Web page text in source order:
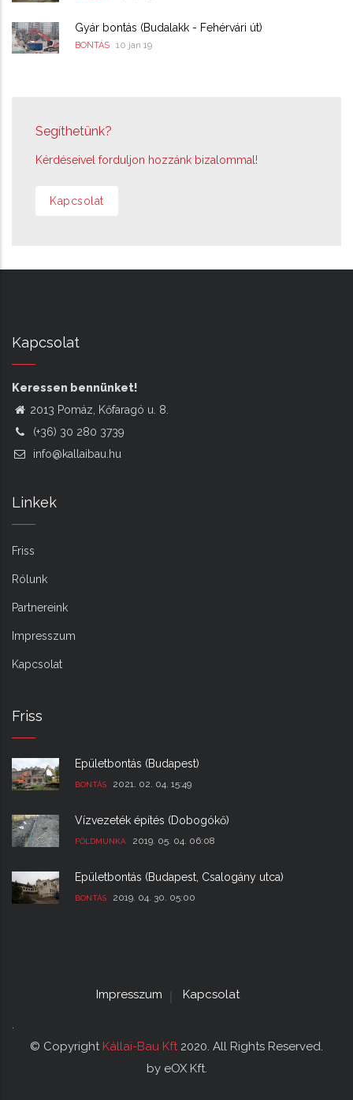
Gyár bontás (Budalakk - Fehérvári út)
BONTÁS 10 jan 19
Segíthetünk?
Kérdéseivel forduljon hozzánk bizalommal!
Kapcsolat
Kapcsolat
Keressen bennünket!
2013 Pomáz, Kőfaragó u. 8.
(+36) 30 280 3739
info@kallaibau.hu
Linkek
Friss
Rólunk
Partnereink
Impresszum
Kapcsolat
Friss
Épületbontás (Budapest)
BONTÁS 2021. 02. 04. 15:49
Vízvezeték építés (Dobogókő)
FÖLDMUNKA 2019. 05. 04. 06:08
Épületbontás (Budapest, Csalogány utca)
BONTÁS 2019. 04. 30. 05:00
Impresszum Kapcsolat
.
© Copyright Kállai-Bau Kft2020. All Rights Reserved.
by eOX Kft.